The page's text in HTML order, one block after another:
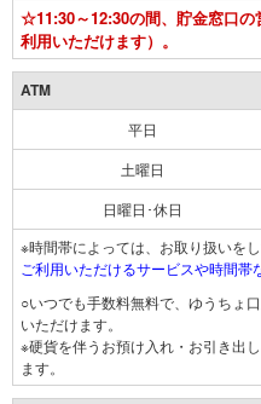
☆11:30～12:30の間、貯金窓口の
利用いただけます）。
ATM
平日
土曜日
日曜日･休日
※時間帯によっては、お取り扱いを
ご利用いただけるサービスや時間帯
○いつでも手数料無料で、ゆうちょ
いただけます。
※硬貨を伴うお預け入れ・お引き出
ます。